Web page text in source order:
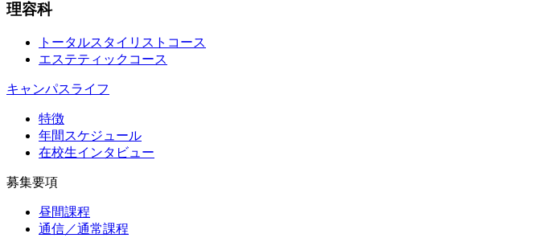
理容科
トータルスタイリストコース
エステティックコース
キャンパスライフ
特徴
年間スケジュール
在校生インタビュー
募集要項
昼間課程
通信／通常課程